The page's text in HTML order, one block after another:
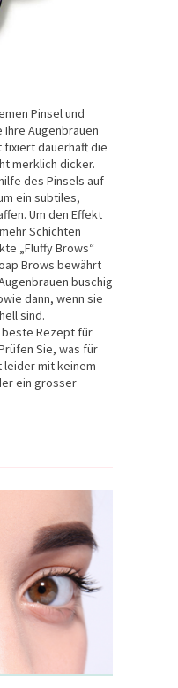
Pinsel und
Augenbrauen
dauerhaft die
merklich dicker.
des Pinsels auf
ein subtiles,
Um den Effekt
Schichten
„Fluffy Brows“
Brows bewährt
buschig
dann, wenn sie
sind.
beste Rezept für
Sie, was für
leider mit keinem
ein grosser